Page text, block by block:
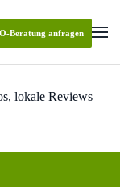
Beratung anfragen
lokale Reviews